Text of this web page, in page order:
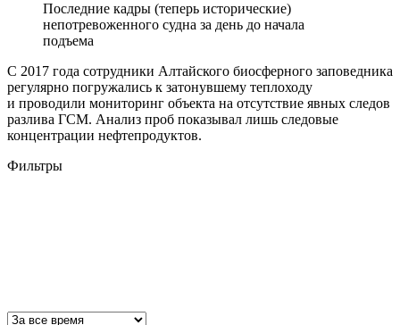
Последние кадры (теперь исторические)
непотревоженного судна за день до начала
подъема
С 2017 года сотрудники Алтайского биосферного заповедника
регулярно погружались к затонувшему теплоходу
и проводили мониторинг объекта на отсутствие явных следов
разлива ГСМ. Анализ проб показывал лишь следовые
концентрации нефтепродуктов.
Фильтры